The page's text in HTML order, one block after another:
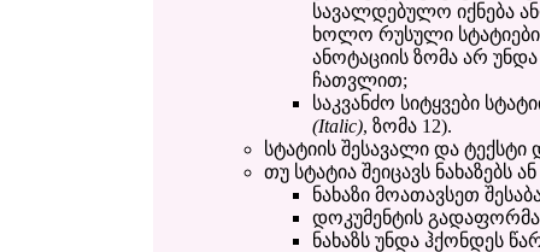
სავალდებულო იქნება
ხოლო რუსული
ანოტაციის ზომა არ
ჩათვლით;
საკვანძო სიტყვები
(Italic), ზომა 12).
სტატიის შესავალი და ტექსტი
თუ სტატია შეიცავს ნახაზებს
ნახაზი მოათავსეთ
დოკუმენტის
ნახაზს უნდა ჰქონდეს